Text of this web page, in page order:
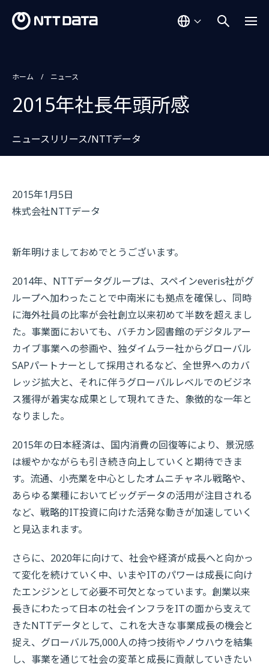
ホーム ニュース
2015年社長年頭所感
ニュースリリース/NTTデータ
2015年1月5日
株式会社NTTデータ
新年明けましておめでとうございます。
2014年、NTTデータグループは、スペインeveris社がグ
ループへ加わったことで中南米にも拠点を確保し、同時
に海外社員の比率が会社創立以来初めて半数を超えまし
た。事業面においても、バチカン図書館のデジタルアー
カイブ事業への参画や、独ダイムラー社からグローバル
SAPパートナーとして採用されるなど、全世界へのカバ
レッジ拡大と、それに伴うグローバルレベルでのビジネ
ス獲得が着実な成果として現れてきた、象徴的な一年と
なりました。
2015年の日本経済は、国内消費の回復等により、景況感
は緩やかながらも引き続き向上していくと期待できま
す。流通、小売業を中心としたオムニチャネル戦略や、
あらゆる業種においてビッグデータの活用が注目される
など、戦略的IT投資に向けた活発な動きが加速していく
と見込まれます。
さらに、2020年に向けて、社会や経済が成長へと向かっ
て変化を続けていく中、いまやITのパワーは成長に向け
たエンジンとして必要不可欠となっています。創業以来
長きにわたって日本の社会インフラをITの面から支えて
きたNTTデータとして、これを大きな事業成長の機会と
捉え、グローバル75,000人の持つ技術やノウハウを結集
し、事業を通じて社会の変革と成長に貢献していきたい